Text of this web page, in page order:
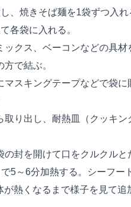
、焼きそば麺を1袋ずつ入れ
各袋に入れる。
クス、ベーコンなどの具材
で結ぶ。
マスキングテープなどで袋
取り出し、耐熱皿（クッキ
封を開けて口をクルクルと
5～6分加熱する。シーフー
が熱くなるまで様子を見て